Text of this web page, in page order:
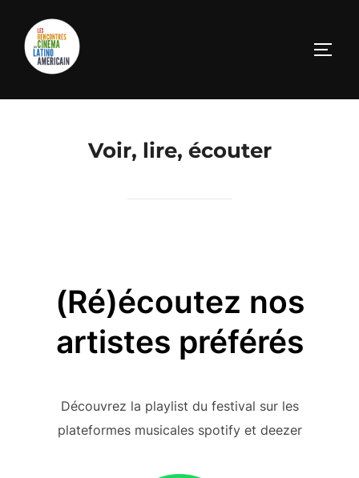
Voir, lire, écouter
(Ré)écoutez nos
artistes préférés
Découvrez la playlist du festival sur les
plateformes musicales spotify et deezer